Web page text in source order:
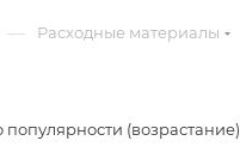
— Расходные материалы
популярности (возрастание)